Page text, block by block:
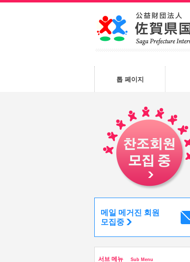
톱 페이지
메일 메거진 회원
모집중
서브 메뉴 Sub Menu